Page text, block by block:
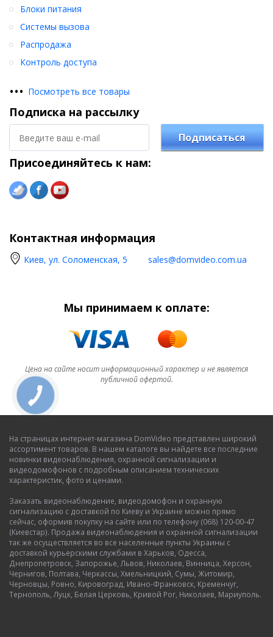
Блоки питания
Системы вызова
Распродажа
Контроль доступа
••• Посмотреть все товары
Подписка на рассылку
Подписаться
Присоединяйтесь к нам:
Контактная информация
Киев, ул. Соломенская, 5 sales@domvideo.com.ua
Мы принимаем к оплате:
Цена на сайте носит информационный характер и не является
публичной офертой.
На страницах интернет-магазина DomVideo представлен широкий
ассортимент товаров. В нашем каталоге вы найдете все последние
новинки видеонаблюдения, охранной сигнализации и
видеодомофонов с подробным описанием технических
характеристик, фото и ценами.
Заказать видеонаблюдение, видеодомофон и охранную
сигнализацию с доставкой по Киеву и Украине можно прямо
сейчас, оформив покупку на сайте или по телефону (068) 120-00-47
(Киевстар). Продажа видеонаблюдения и охранной сигнализации
так же осуществляется во все населенные пункты Украины с
доставкой курьерскими службами в Харьков, Одесса,
Днепропетровск, Запорожье, Львов, Николаев, Винница, Херсон,
Чернигов, Полтава, Черкассы, Хмельницкий, Сумы, Житомир,
Черновцы, Ровно, Кировоград, Ивано-Франковск, Кременчуг,
Тернополь, Луцк, Белая Церковь, Кривой Рог, Николаев, Мариуполь.